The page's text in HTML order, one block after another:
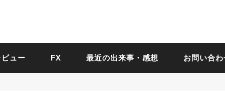
ュー FX 最近の出来事・感想 お問い合わ